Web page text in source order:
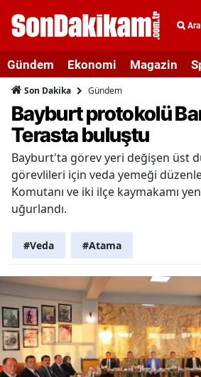
Ara
Gündem Ekonomi Magazin
Son Dakika Gündem
Bayburt protokolü
Terasta buluştu
Bayburt'ta görev yeri değişen üst
görevlileri için veda yemeği
Komutanı ve iki ilçe kaymakamı
uğurlandı.
#Veda #Atama